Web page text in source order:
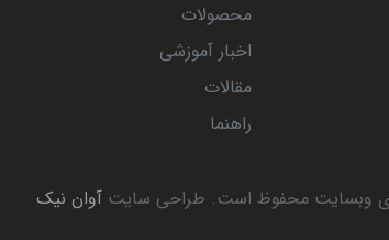
محصولات
اخبار آموزشی
مقالات
راهنما
وبسایت محفوظ است. طراحی سایت آوان نیک